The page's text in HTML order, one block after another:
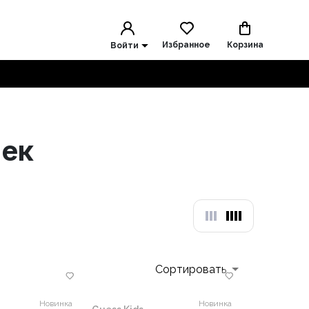
Войти Избранное Корзина
Сортировать
Новинка Новинка